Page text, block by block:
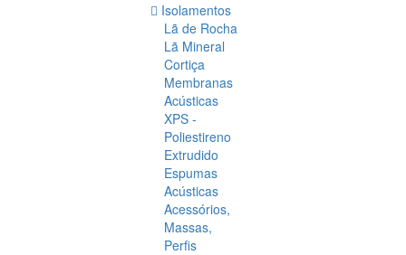
Isolamentos
Lã de Rocha
Lã Mineral
Cortiça
Membranas
Acústicas
XPS -
Poliestireno
Extrudido
Espumas
Acústicas
Acessórios,
Massas,
Perfis